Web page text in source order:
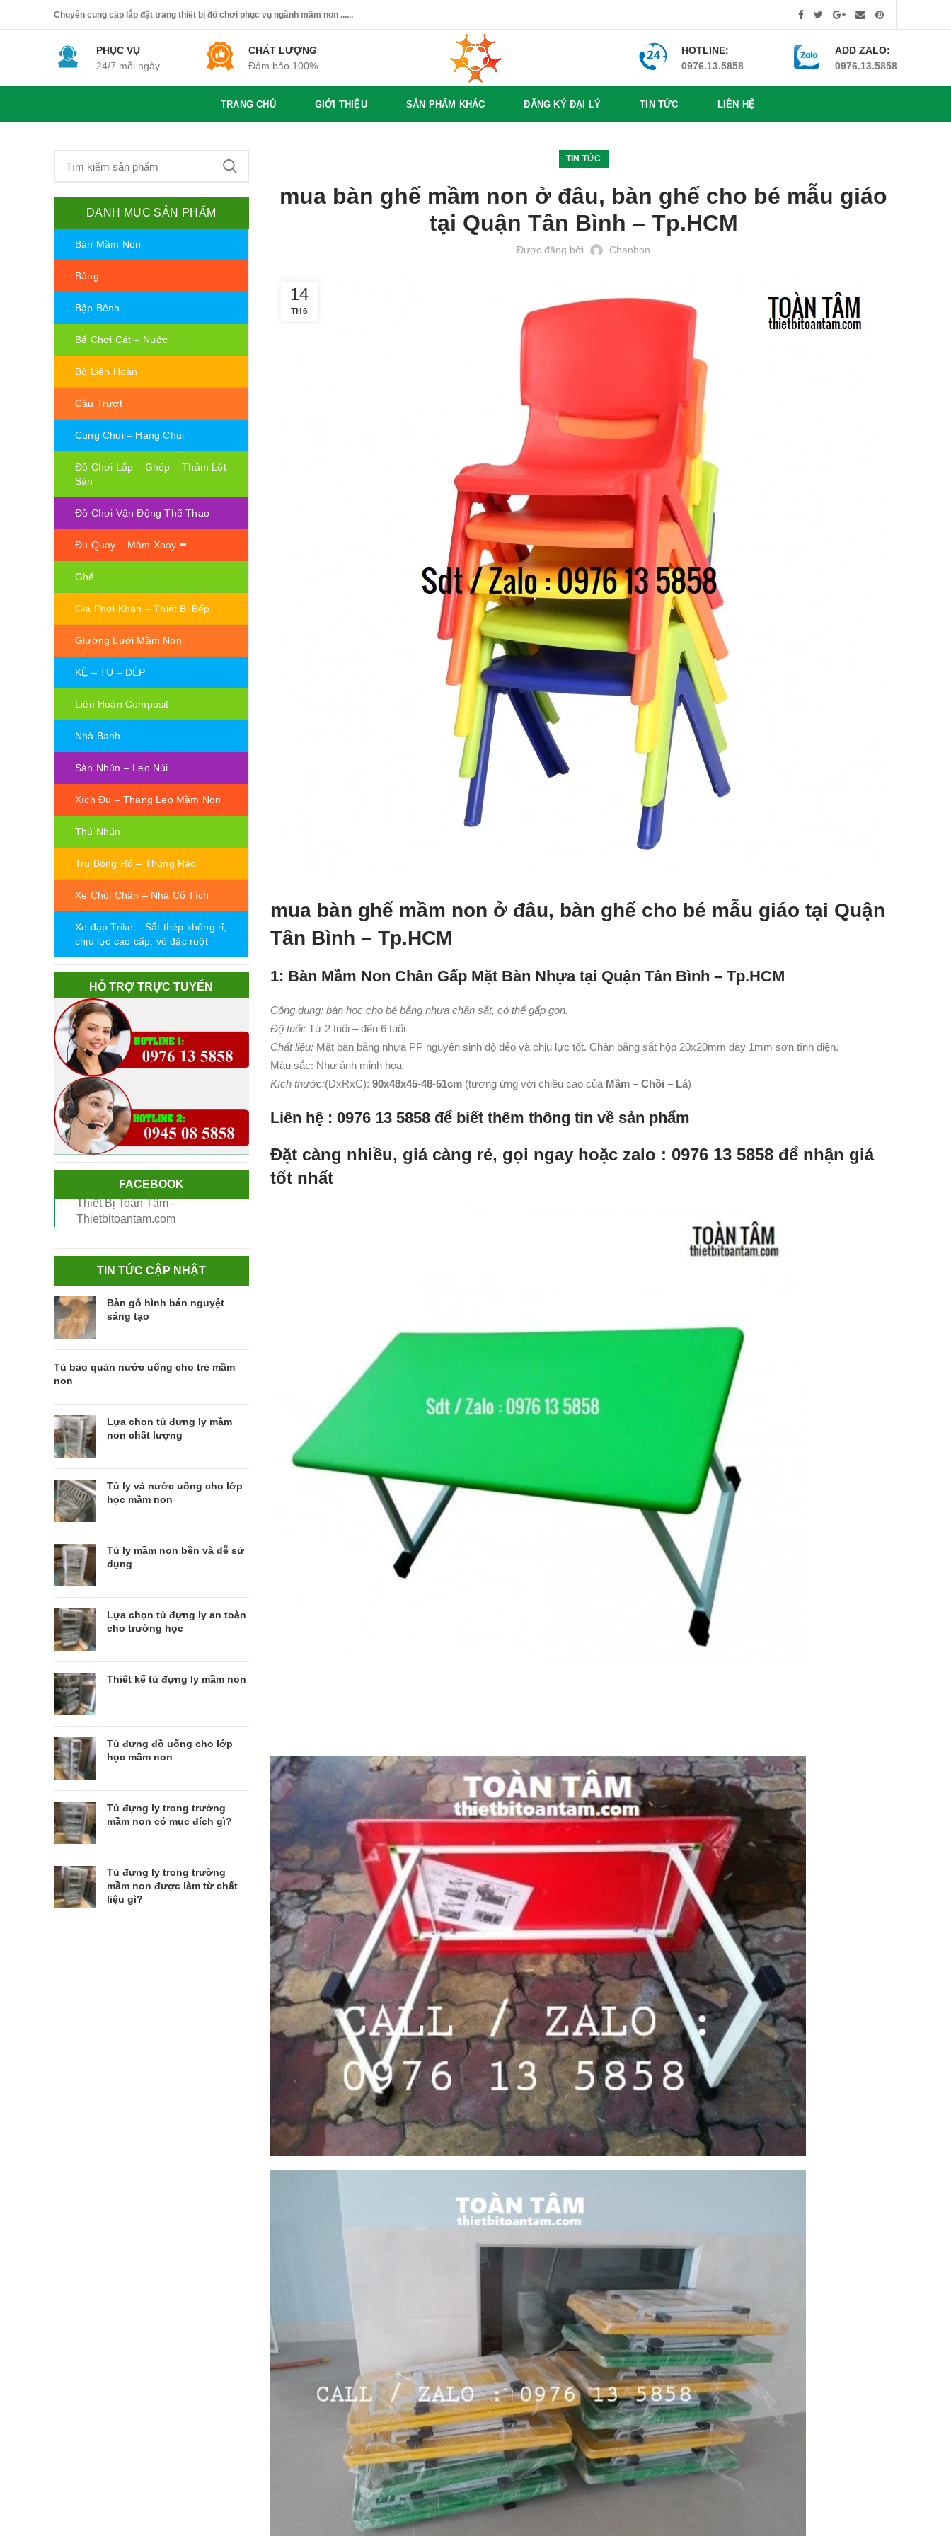
Chuyên cung cấp lắp đặt trang thiết bị đồ chơi phục vụ ngành mầm non ......
PHỤC VỤ
24/7 mỗi ngày
CHẤT LƯỢNG
Đảm bảo 100%
HOTLINE:
0976.13.5858
ADD ZALO:
0976.13.5858
TRANG CHỦ GIỚI THIỆU SẢN PHẨM KHÁC ĐĂNG KÝ ĐẠI LÝ TIN TỨC LIÊN HỆ
TIN TỨC
mua bàn ghế mầm non ở đâu, bàn ghế cho bé mẫu giáo
tại Quận Tân Bình – Tp.HCM
Được đăng bởi Chanhon
14
TH6
mua bàn ghế mầm non ở đâu, bàn ghế cho bé mẫu giáo tại Quận
Tân Bình – Tp.HCM
1: Bàn Mầm Non Chân Gấp Mặt Bàn Nhựa tại Quận Tân Bình – Tp.HCM
Công dụng: bàn học cho bé bằng nhựa chân sắt, có thể gấp gọn.
Độ tuổi:Từ 2 tuối – đến 6 tuổi
Chất liệu:Mặt bàn bằng nhựa PP nguyên sinh độ dẻo và chịu lực tốt. Chân bằng sắt hộp 20x20mm dày 1mm sơn tĩnh điện.
Màu sắc: Như ảnh minh họa
Kích thước:(DxRxC): 90x48x45-48-51cm(tương ứng với chiều cao của Mầm – Chồi – Lá)
Liên hệ : 0976 13 5858 để biết thêm thông tin về sản phẩm
Đặt càng nhiều, giá càng rẻ, gọi ngay hoặc zalo : 0976 13 5858 để nhận giá
tốt nhất
DANH MỤC SẢN PHẨM
Bàn Mầm Non
Bảng
Bập Bênh
Bể Chơi Cát – Nước
Bộ Liên Hoàn
Cầu Trượt
Cung Chui – Hang Chui
Đồ Chơi Lắp – Ghép – Thảm Lót
Sàn
Đồ Chơi Vận Động Thể Thao
Đu Quay – Mâm Xoay
Ghế
Giá Phơi Khăn – Thiết Bị Bếp
Giường Lưới Mầm Non
KỆ – TỦ – DÉP
Liên Hoàn Composit
Nhà Banh
Sàn Nhún – Leo Núi
Xích Đu – Thang Leo Mầm Non
Thú Nhún
Trụ Bóng Rổ – Thùng Rác
Xe Chòi Chân – Nhà Cổ Tích
Xe đạp Trike – Sắt thép không rỉ,
chịu lực cao cấp, vỏ đặc ruột
HỖ TRỢ TRỰC TUYẾN
FACEBOOK
Thiết Bị Toàn Tâm -
Thietbitoantam.com
TIN TỨC CẬP NHẬT
Bàn gỗ hình bán nguyệt
sáng tạo
Tủ bảo quản nước uống cho trẻ mầm
non
Lựa chọn tủ đựng ly mầm
non chất lượng
Tủ ly và nước uống cho lớp
học mầm non
Tủ ly mầm non bền và dễ sử
dụng
Lựa chọn tủ đựng ly an toàn
cho trường học
Thiết kế tủ đựng ly mầm non
Tủ đựng đồ uống cho lớp
học mầm non
Tủ đựng ly trong trường
mầm non có mục đích gì?
Tủ đựng ly trong trường
mầm non được làm từ chất
liệu gì?